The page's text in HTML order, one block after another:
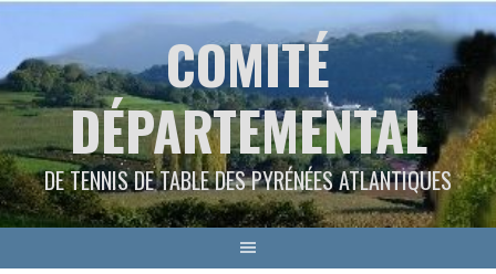
contenu
COMITÉ
DÉPARTEMENTAL
DE TENNIS DE TABLE DES PYRÉNÉES ATLANTIQUES